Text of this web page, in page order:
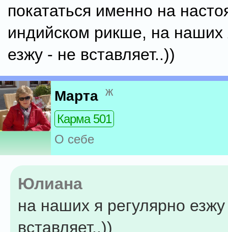
покататься именно на
индийском рикше, на наших
езжу - не вставляет..))
Марта ж
Карма 501
О себе
Юлиана
на наших я регулярно
вставляет..))